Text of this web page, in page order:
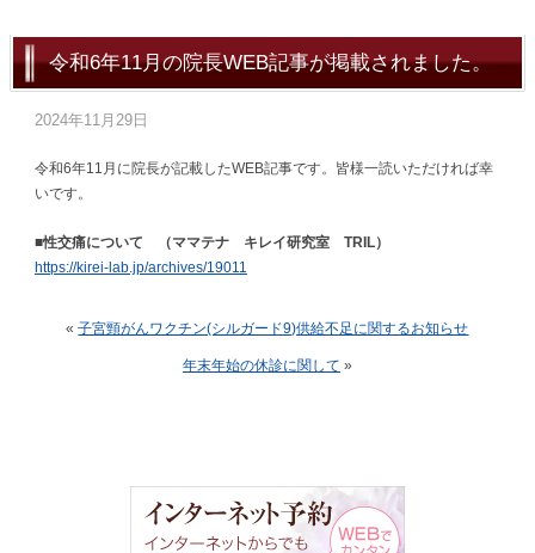
令和6年11月の院長WEB記事が掲載されました。
2024年11月29日
令和6年11月に院長が記載したWEB記事です。皆様一読いただければ幸
いです。
■性交痛について （ママテナ キレイ研究室 TRIL）
https://kirei-lab.jp/archives/19011
«子宮頸がんワクチン(シルガード9)供給不足に関するお知らせ
年末年始の休診に関して »